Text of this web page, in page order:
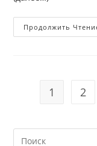
Продолжить
1 2